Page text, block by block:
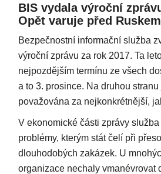
BIS vydala výroční
Opět varuje před
Bezpečnostní informační služba
výroční zprávu za rok 2017. Ta
nejpozdějším termínu ze všech
a to 3. prosince. Na druhou
považována za nejkonkrétnější,
V ekonomické části zprávy
problémy, kterým stát čelí při
dlouhodobých zakázek. U
organizace nechaly vmanévrovat